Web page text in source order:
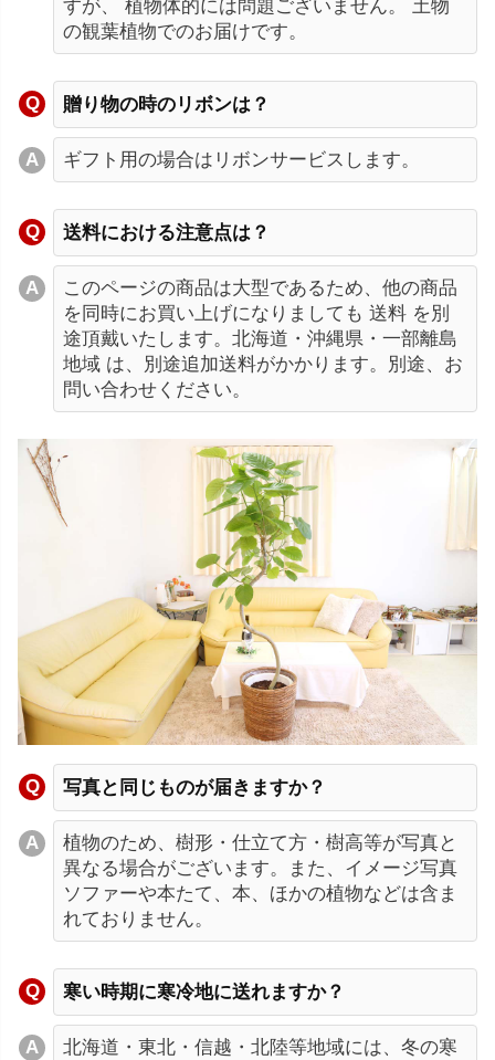
すが、 植物体的には問題ございません。 土物
の観葉植物でのお届けです。
贈り物の時のリボンは？
ギフト用の場合はリボンサービスします。
送料における注意点は？
このページの商品は大型であるため、他の商品
を同時にお買い上げになりましても 送料 を別
途頂戴いたします。北海道・沖縄県・一部離島
地域 は、別途追加送料がかかります。別途、お
問い合わせください。
写真と同じものが届きますか？
植物のため、樹形・仕立て方・樹高等が写真と
異なる場合がございます。また、イメージ写真
ソファーや本たて、本、ほかの植物などは含ま
れておりません。
寒い時期に寒冷地に送れますか？
北海道・東北・信越・北陸等地域には、冬の寒